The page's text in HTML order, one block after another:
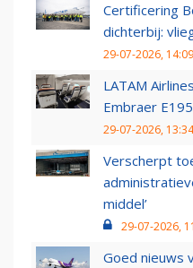
Certificering
dichterbij:
29-07-2026, 14:09
LATAM
Embraer
29-07-2026, 13:34
Verscherpt
middel’
29-07-2026,
Goed nieuws